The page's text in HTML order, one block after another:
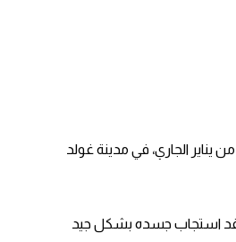
من يناير الجاري، في مدينة غولد
وقد استجاب جسده بشكل جيد